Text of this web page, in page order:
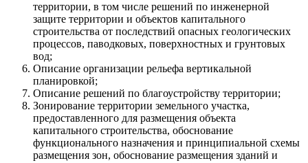
территории, в том числе решений по инженерной
защите территории и объектов капитального
строительства от последствий опасных геологических
процессов, паводковых, поверхностных и грунтовых
вод;
Описание организации рельефа вертикальной
планировкой;
Описание решений по благоустройству территории;
Зонирование территории земельного участка,
предоставленного для размещения объекта
капитального строительства, обоснование
функционального назначения и принципиальной схемы
размещения зон, обоснование размещения зданий и